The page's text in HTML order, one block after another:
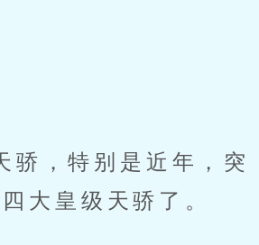
，特别是近年，突
大皇级天骄了。